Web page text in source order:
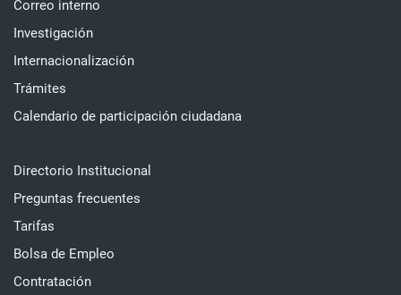
Correo interno
Investigación
Internacionalización
Trámites
Calendario de participación ciudadana
Directorio Institucional
Preguntas frecuentes
Tarifas
Bolsa de Empleo
Contratación